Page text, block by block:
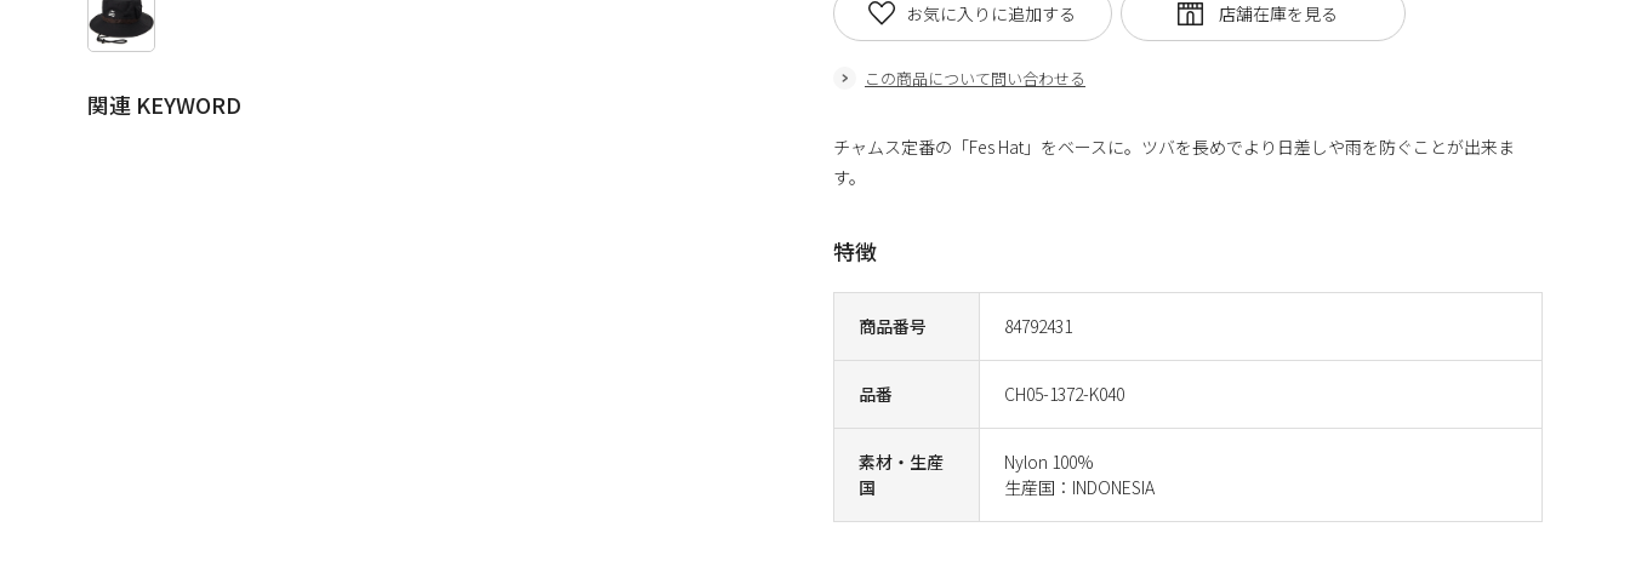
関連 KEYWORD
商品番号 84792431
品番 CH05-1372-K040
素材・生産
国
Nylon 100%
生産国：INDONESIA
この商品について問い合わせる
お気に入りに追加する
チャムス定番の「Fes Hat」をベースに。ツバを長めでより日差しや雨を防ぐことが出来ま
す。
特徴